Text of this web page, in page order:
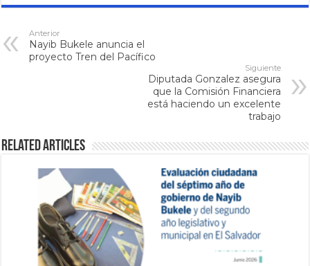
Anterior
Nayib Bukele anuncia el
proyecto Tren del Pacífico
Siguiente
Diputada Gonzalez asegura
que la Comisión Financiera
está haciendo un excelente
trabajo
Related Articles